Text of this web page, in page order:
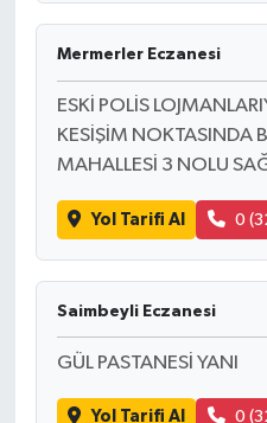
Mermerler Eczanesi
ESKİ POLİS
KESİŞİM NOKTASINDA
MAHALLESİ 3 NOLU
Yol Tarifi Al 0
Saimbeyli Eczanesi
GÜL PASTANESİ YANI
Yol Tarifi Al 0